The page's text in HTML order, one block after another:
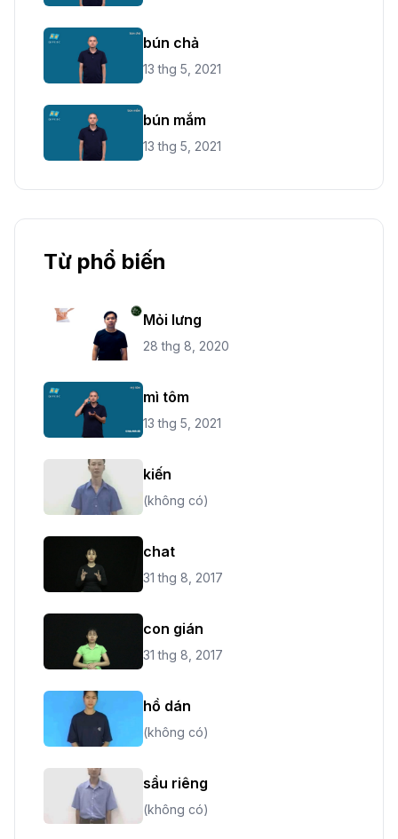
bún chả
13 thg 5, 2021
bún mắm
13 thg 5, 2021
Từ phổ biến
Mỏi lưng
28 thg 8, 2020
mì tôm
13 thg 5, 2021
kiến
(không có)
chat
31 thg 8, 2017
con gián
31 thg 8, 2017
hồ dán
(không có)
sầu riêng
(không có)